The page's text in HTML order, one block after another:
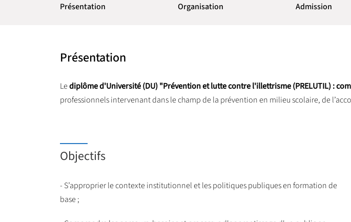
Présentation Organisation Admission
Présentation
Lediplôme d'Université (DU) "Prévention et lutte contre l'illettrisme (PRELUTIL) :
professionnels intervenant dans le champ de la prévention en milieu scolaire, de
Objectifs
- S’approprier le contexte institutionnel et les politiques publiques en formation de
base ;